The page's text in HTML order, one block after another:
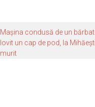
Mașina condusă de un bărbat
lovit un cap de pod, la
murit